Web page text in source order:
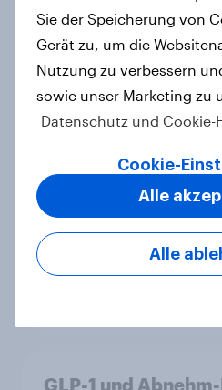
YouGov führt MCP-
ein und bringt
Befragungs- und
direkt in KI-native
siegt als
Unternehmen
GLP-1 und
Sie der Speicherung von
Gerät zu, um die
Nutzung zu verbessern
sowie unser Marketing zu
Datenschutz und Cookie-
Cookie-
Alle
Alle